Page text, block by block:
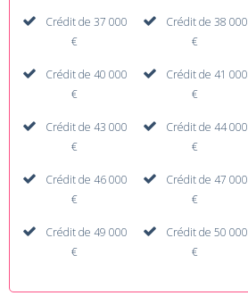
Crédit de 37 000
€
Crédit de 38 000
€
Crédit de 40 000
€
Crédit de 41 000
€
Crédit de 43 000
€
Crédit de 44 000
€
Crédit de 46 000
€
Crédit de 47 000
€
Crédit de 49 000
€
Crédit de 50 000
€